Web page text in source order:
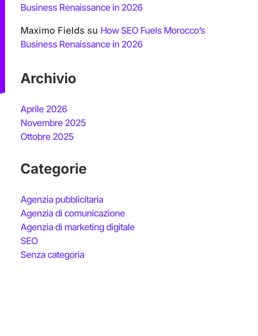
Business Renaissance in 2026
Maximo Fields su How SEO Fuels Morocco’s
Business Renaissance in 2026
Archivio
Aprile 2026
Novembre 2025
Ottobre 2025
Categorie
Agenzia pubblicitaria
Agenzia di comunicazione
Agenzia di marketing digitale
SEO
Senza categoria